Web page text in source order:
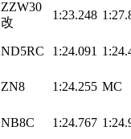
ZZW30
改
1:23.248
ND5RC 1:24.091
ZN8 1:24.255 MC
NB8C 1:24.767